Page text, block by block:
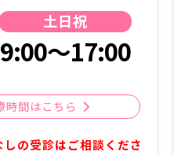
土日祝
9:00～17:00
時間はこちら
しの受診はご相談くださ